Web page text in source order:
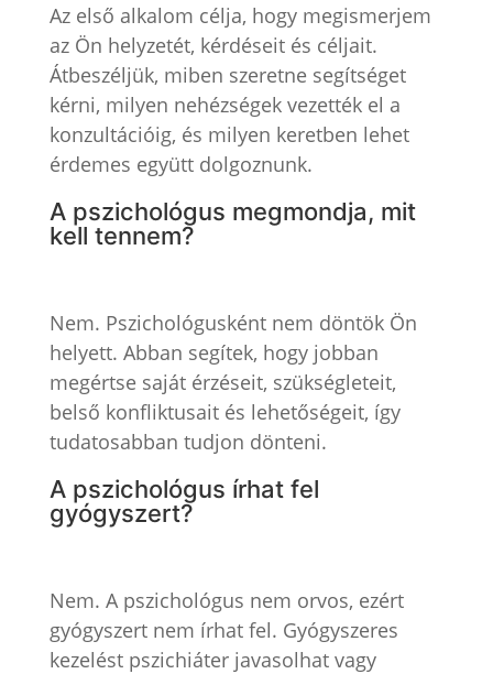
Az első alkalom célja, hogy megismerjem
az Ön helyzetét, kérdéseit és céljait.
Átbeszéljük, miben szeretne segítséget
kérni, milyen nehézségek vezették el a
konzultációig, és milyen keretben lehet
érdemes együtt dolgoznunk.
A pszichológus megmondja, mit
kell tennem?
Nem. Pszichológusként nem döntök Ön
helyett. Abban segítek, hogy jobban
megértse saját érzéseit, szükségleteit,
belső konfliktusait és lehetőségeit, így
tudatosabban tudjon dönteni.
A pszichológus írhat fel
gyógyszert?
Nem. A pszichológus nem orvos, ezért
gyógyszert nem írhat fel. Gyógyszeres
kezelést pszichiáter javasolhat vagy